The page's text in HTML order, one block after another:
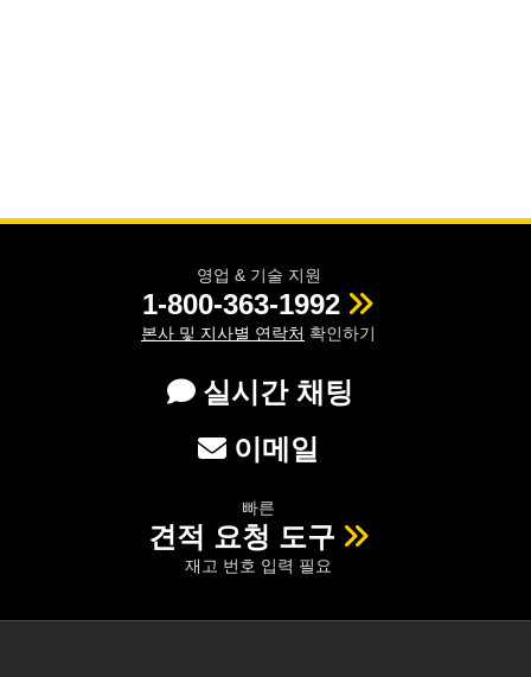
영업 & 기술 지원
1-800-363-1992
본사 및 지사별 연락처 확인하기
실시간 채팅
이메일
빠른
견적 요청 도구
재고 번호 입력 필요